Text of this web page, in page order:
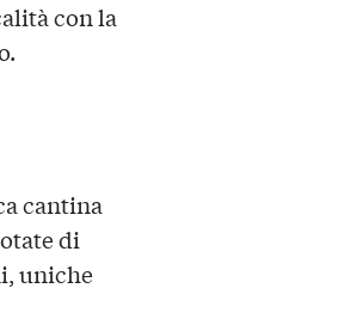
con la
cantina
di
uniche